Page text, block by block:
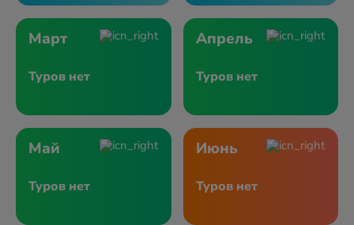
Март
Туров нет
Апрель
Туров нет
Май
Туров нет
Июнь
Туров нет